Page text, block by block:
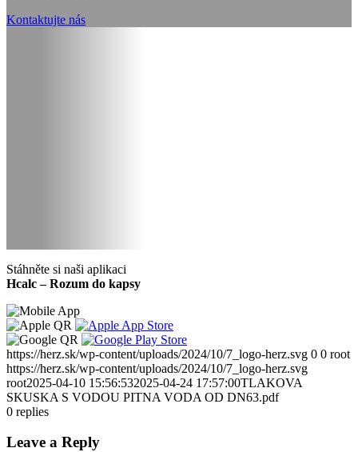
Kontaktujte nás
Stáhněte si naši aplikaci
Hcalc – Rozum do kapsy
https://herz.sk/wp-content/uploads/2024/10/7_logo-herz.svg 0 0 root
https://herz.sk/wp-content/uploads/2024/10/7_logo-herz.svg
root2025-04-10 15:56:532025-04-24 17:57:00TLAKOVA
SKUSKA S VODOU PITNA VODA OD DN63.pdf
0 replies
Leave a Reply